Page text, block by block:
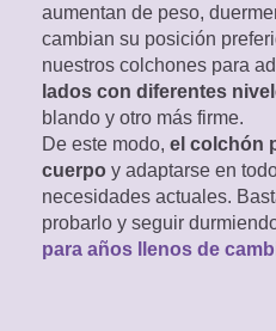
aumentan de peso,
cambian su posición
nuestros colchones para
lados con diferentes
blando y otro más firme.
De este modo, el colchón
cuerpo y adaptarse en
necesidades actuales.
probarlo y seguir
para años llenos de